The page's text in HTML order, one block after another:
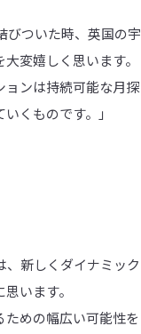
びついた時、英国の宇
変嬉しく思います。
ョンは持続可能な月探
くものです。」
、新しくダイナミック
います。
めの幅広い可能性を